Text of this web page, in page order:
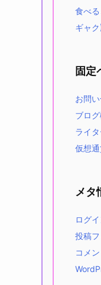
食べ
ギャ
固定
お問
ブロ
ライ
仮想
メタ
ログ
投稿
コメ